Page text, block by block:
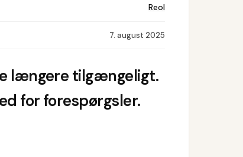
Reol
7. august 2025
længere tilgængeligt.
for forespørgsler.